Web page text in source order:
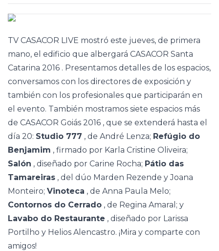
TV CASACOR LIVE mostró este jueves, de primera
mano, el edificio que albergará CASACOR Santa
Catarina 2016 . Presentamos detalles de los espacios,
conversamos con los directores de exposición y
también con los profesionales que participarán en
el evento. También mostramos siete espacios más
de CASACOR Goiás 2016 , que se extenderá hasta el
día 20: Studio 777 , de André Lenza; Refúgio do
Benjamim , firmado por Karla Cristine Oliveira;
Salón , diseñado por Carine Rocha; Pátio das
Tamareiras , del dúo Marden Rezende y Joana
Monteiro; Vinoteca , de Anna Paula Melo;
Contornos do Cerrado , de Regina Amaral; y
Lavabo do Restaurante , diseñado por Larissa
Portilho y Helios Alencastro. ¡Mira y comparte con
amigos!